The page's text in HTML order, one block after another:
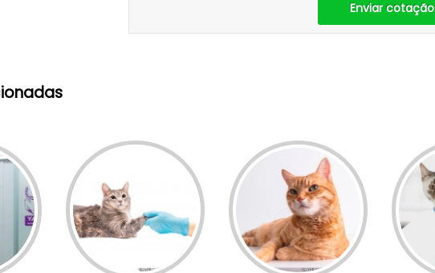
Enviar cotação